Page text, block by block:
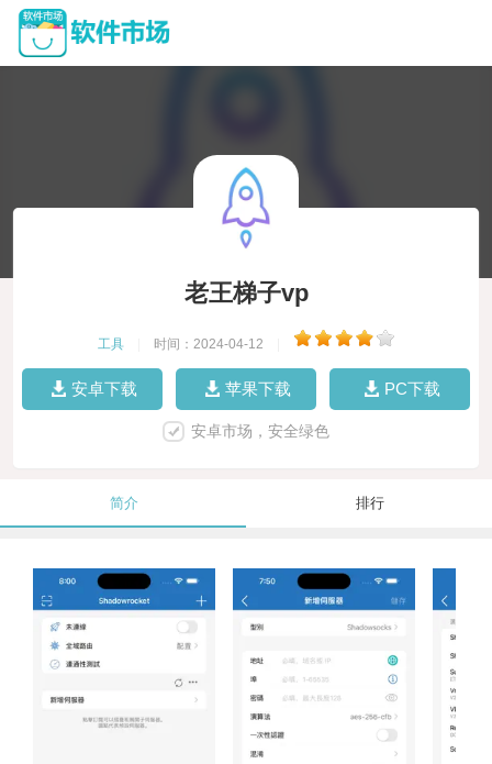
老王梯子vp
工具 时间：2024-04-12
安卓下载 苹果下载 PC下载
安卓市场，安全绿色
简介 排行